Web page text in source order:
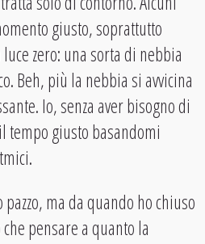
giusto, soprattutto
zero: una sorta di nebbia
Beh, più la nebbia si avvicina
Io, senza aver bisogno di
tempo giusto basandomi
ma da quando ho chiuso
pensare a quanto la